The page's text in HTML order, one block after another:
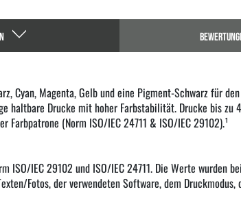
Cyan, Magenta, Gelb und eine Pigment-Schwarz für
haltbare Drucke mit hoher Farbstabilität. Drucke bis
(Norm ISO/IEC 24711 & ISO/IEC 29102).¹
ISO/IEC 29102 und ISO/IEC 24711. Die Werte wurden
Fotos, der verwendeten Software, dem